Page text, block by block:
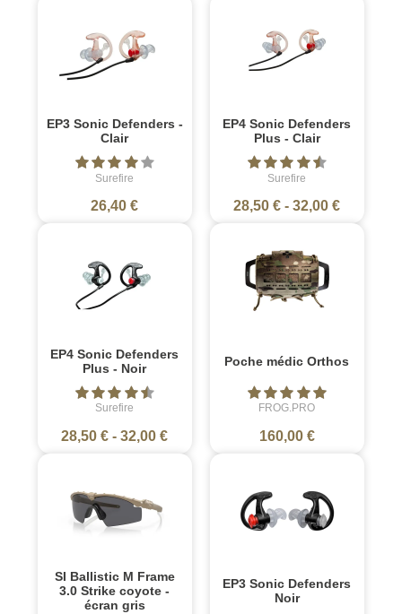
EP3 Sonic Defenders -
Clair
Surefire
26,40 €
EP4 Sonic Defenders
Plus - Clair
Surefire
28,50 € -32,00 €
EP4 Sonic Defenders
Plus - Noir
Surefire
28,50 € -32,00 €
Poche médic Orthos
FROG.PRO
160,00 €
SI Ballistic M Frame
3.0 Strike coyote -
écran gris
EP3 Sonic Defenders
Noir